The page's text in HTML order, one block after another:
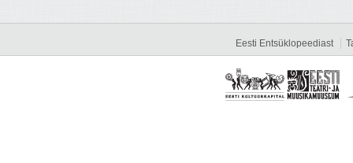
Eesti Entsüklopeediast